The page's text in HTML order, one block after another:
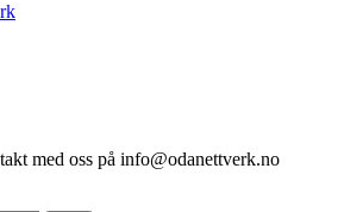
med oss på info@odanettverk.no